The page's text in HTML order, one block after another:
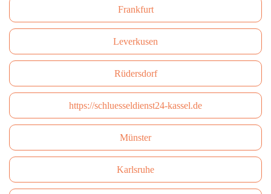
Frankfurt
Leverkusen
Rüdersdorf
https://schluesseldienst24-kassel.de
Münster
Karlsruhe